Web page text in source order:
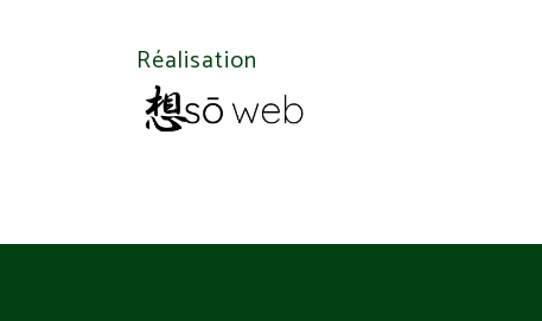
Réalisation